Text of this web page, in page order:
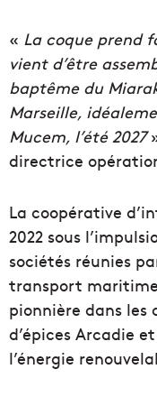
« La coque prend
vient d’être
baptême du
Marseille,
Mucem, l’été 2027
directrice
La coopérative
2022 sous
sociétés réunies
transport maritime
pionnière dans les
d’épices Arcadie
l’énergie